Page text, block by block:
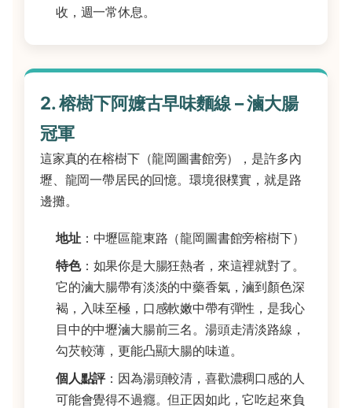
收，週一常休息。
2. 榕樹下阿嬤古早味麵線 – 滷大腸
冠軍
這家真的在榕樹下（龍岡圖書館旁），是許多內
壢、龍岡一帶居民的回憶。環境很樸實，就是路
邊攤。
地址：中壢區龍東路（龍岡圖書館旁榕樹下）
特色：如果你是大腸狂熱者，來這裡就對了。
它的滷大腸帶有淡淡的中藥香氣，滷到顏色深
褐，入味至極，口感軟嫩中帶有彈性，是我心
目中的中壢滷大腸前三名。湯頭走清淡路線，
勾芡較薄，更能凸顯大腸的味道。
個人點評 ：因為湯頭較清，喜歡濃稠口感的人
可能會覺得不過癮。但正因如此，它吃起來負